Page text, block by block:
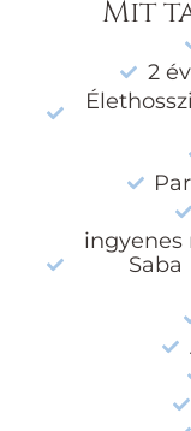
Mit
2
ingyenes